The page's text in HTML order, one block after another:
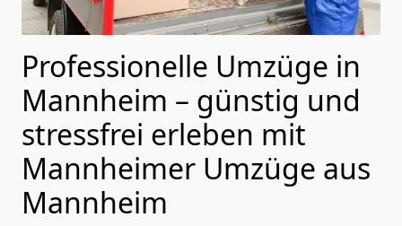
Professionelle Umzüge in
Mannheim – günstig und
stressfrei erleben mit
Mannheimer Umzüge aus
Mannheim